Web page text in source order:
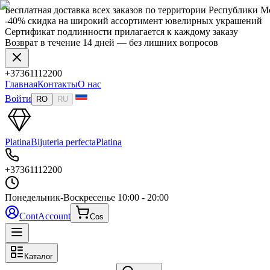
Бесплатная доставка всех заказов по территории Республики
-40% скидка на широкий ассортимент ювелирных украшений
Сертификат подлинности прилагается к каждому заказу
Возврат в течение 14 дней — без лишних вопросов
+37361112200
ГлавнаяКонтактыО нас
Войти
RO RU
PlatinaBijuteria perfectaPlatina
+37361112200
Понедельник-Воскресенье 10:00 - 20:00
ContAccount Cos
Каталог